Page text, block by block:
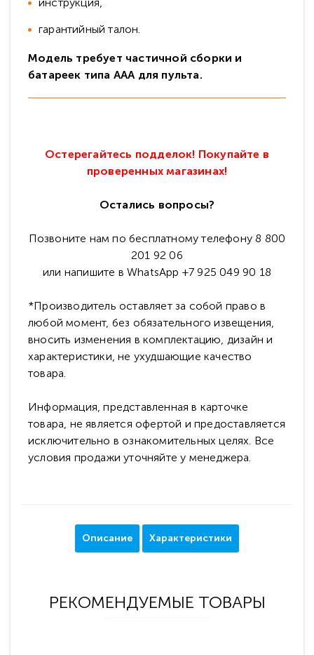
гарантийный талон.
Модель требует частичной сборки и
батареек типа ААА для пульта.
Остерегайтесь подделок! Покупайте в
проверенных магазинах!
Остались вопросы?
Позвоните нам по бесплатному телефону 8 800
201 92 06
или напишите в WhatsApp +7 925 049 90 18
*Производитель оставляет за собой право в
любой момент, без обязательного извещения,
вносить изменения в комплектацию, дизайн и
характеристики, не ухудшающие качество
товара.
Информация, представленная в карточке
товара, не является офертой и предоставляется
исключительно в ознакомительных целях. Все
условия продажи уточняйте у менеджера.
Описание Характеристики
РЕКОМЕНДУЕМЫЕ ТОВАРЫ